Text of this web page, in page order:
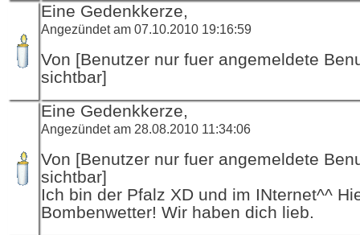
Eine Gedenkkerze,
Angezündet am 07.10.2010 19:16:59
Von [Benutzer nur fuer angemeldete
sichtbar]
Eine Gedenkkerze,
Angezündet am 28.08.2010 11:34:06
Von [Benutzer nur fuer angemeldete
sichtbar]
Ich bin der Pfalz XD und im INternet^^
Bombenwetter! Wir haben dich lieb.